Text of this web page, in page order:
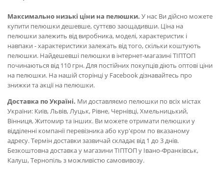
Максимально низькі ціни на пелюшки. У нас Ви дійсно можете
купити пелюшки дешевше, суттєво заощадивши. Ціна на
пелюшки залежить від виробника, моделі, характеристик і
навпаки - характеристики залежать від того, скільки коштують
пелюшки. Найдешевші пелюшки в інтернет-магазині ТІПТОП
починаються від 110 грн. Для постійних покупців діють оптові ціни
на пелюшки. На нашій сторінці у Facebook дізнавайтесь про
знижки та акції на пелюшки.
Доставка по Україні. Ми доставляємо пелюшки по всіх містах
України: Київ, Львів, Луцьк, Рівне, Чернівці, Хмельницький,
Вінниця, Житомир та інших. Ви можете отримати пелюшки у
відділенні компанії перевізника або кур'єром по вказаному
адресу. Термін доставки зазвичай складає від 1 до 3 днів.
Безкоштовна доставка у магазини ТІПТОП у Івано-Франківськ,
Калуш, Тернопіль з можливістю самовивозу.